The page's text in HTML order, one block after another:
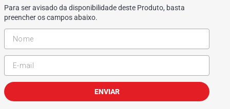
Para ser avisado da disponibilidade deste Produto, basta
preencher os campos abaixo.
ENVIAR